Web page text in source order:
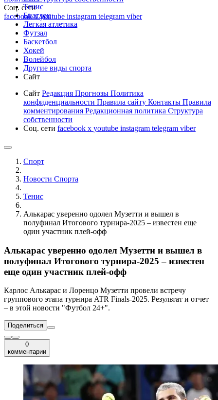
Соц. сети
facebookxyoutube instagram telegram viber
Тенис
Биатлон
Легкая атлетика
Футзал
Баскетбол
Хокей
Волейбол
Другие виды спорта
Сайт
Сайт Редакция Прогнозы Политика
конфиденциальности Правила сайту Контакты Правила
комментирования Редакционная политика Структура
собственности
Соц. сети facebook x youtube instagram telegram viber
Спорт
Новости Cпорта
Тенис
Алькарас уверенно одолел Музетти и вышел в
полуфинал Итогового турнира-2025 – известен еще
один участник плей-офф
Алькарас уверенно одолел Музетти и вышел в
полуфинал Итогового турнира-2025 – известен
еще один участник плей-офф
Карлос Алькарас и Лоренцо Музетти провели встречу
группового этапа турнира ATR Finals-2025. Результат и отчет
– в этой новости "Футбол 24+".
Поделиться
0
комментарии